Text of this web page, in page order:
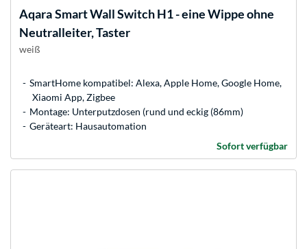
AqaraSmart Wall Switch H1 - eine Wippe ohne
Neutralleiter, Taster
weiß
SmartHome kompatibel: Alexa, Apple Home, Google Home,
Xiaomi App, Zigbee
Montage: Unterputzdosen (rund und eckig (86mm)
Geräteart: Hausautomation
Sofort verfügbar